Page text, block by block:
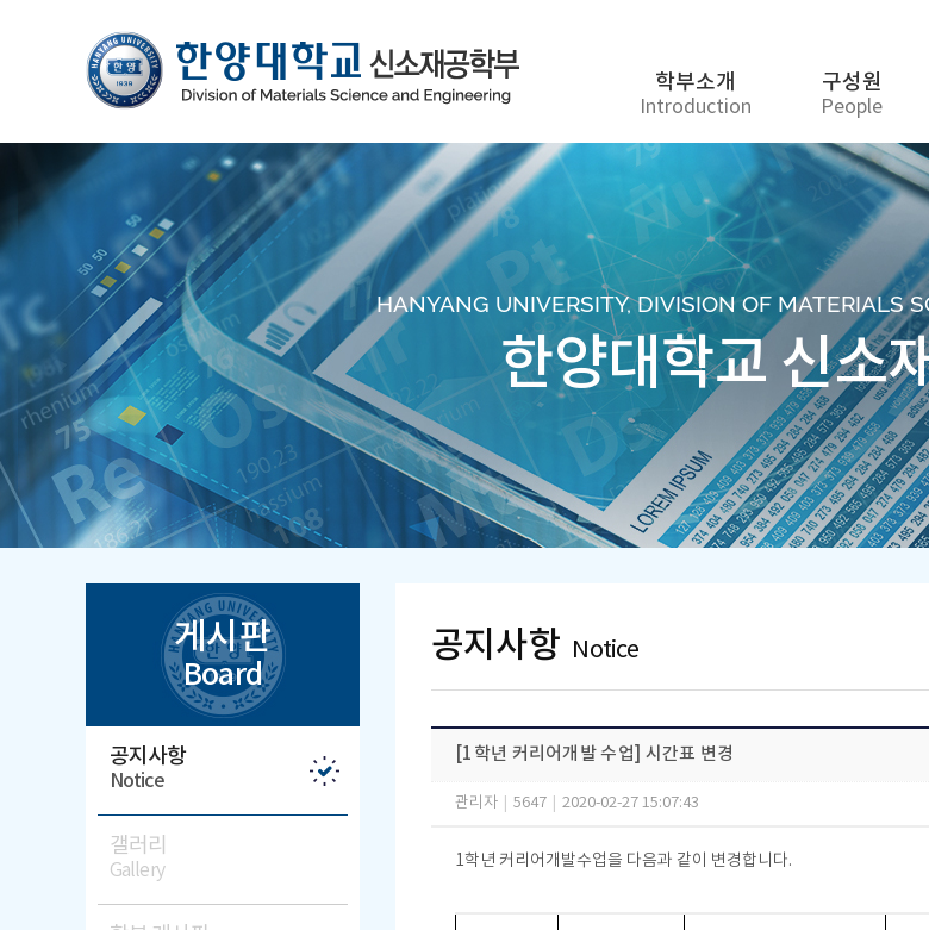
학부소개
Introduction
구성원
People
HANYANG UNIVERSITY, DIVISION OF MATERIALS
한양대학교 신소
게시판
Board
공지사항
Notice
갤러리
Gallery
공지사항 Notice
[1학년 커리어개발 수업] 시간표 변경
관리자 5647 2020-02-27 15:07:43
1학년 커리어개발수업을 다음과 같이 변경합니다.